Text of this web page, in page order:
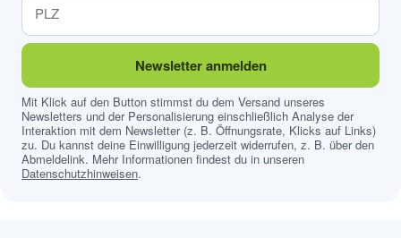
Newsletter anmelden
Mit Klick auf den Button stimmst du dem Versand unseres
Newsletters und der Personalisierung einschließlich Analyse der
Interaktion mit dem Newsletter (z. B. Öffnungsrate, Klicks auf Links)
zu. Du kannst deine Einwilligung jederzeit widerrufen, z. B. über den
Abmeldelink. Mehr Informationen findest du in unseren
Datenschutzhinweisen.